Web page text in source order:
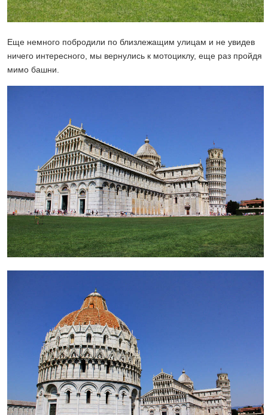
Еще немного побродили по близлежащим улицам и не увидев
ничего интересного, мы вернулись к мотоциклу, еще раз пройдя
мимо башни.